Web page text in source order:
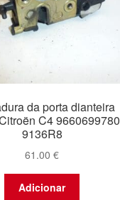
da porta dianteira
C4 9660699780
9136R8
61.00€
Adicionar